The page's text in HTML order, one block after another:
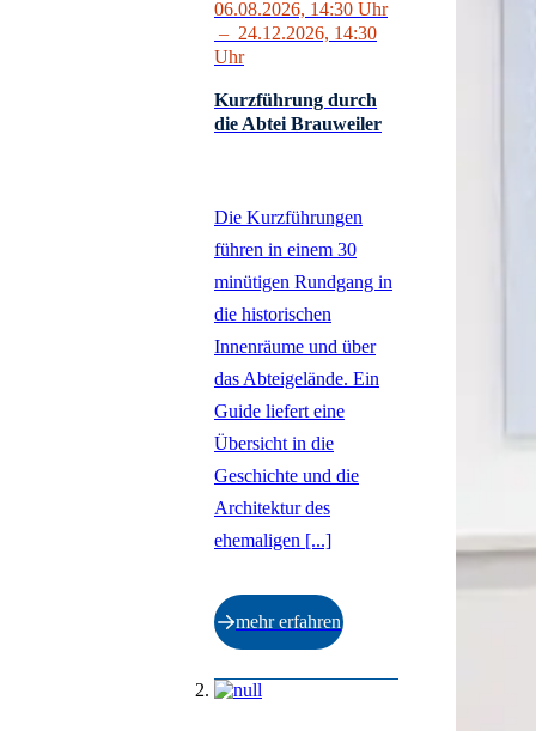
Anfahrt
06.08.2026, 14:30 Uhr
– 24.12.2026, 14:30
Uhr
Kurzführung durch
die Abtei Brauweiler
Die Kurzführungen
führen in einem 30
minütigen Rundgang in
die historischen
Innenräume und über
das Abteigelände. Ein
Guide liefert eine
Übersicht in die
Geschichte und die
Architektur des
ehemaligen [...]
mehr erfahren